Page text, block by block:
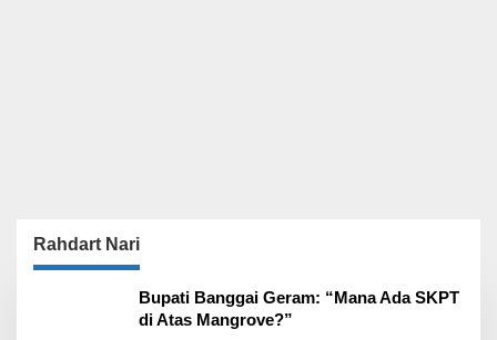
Rahdart Nari
Bupati Banggai Geram: “Mana Ada SKPT
di Atas Mangrove?”